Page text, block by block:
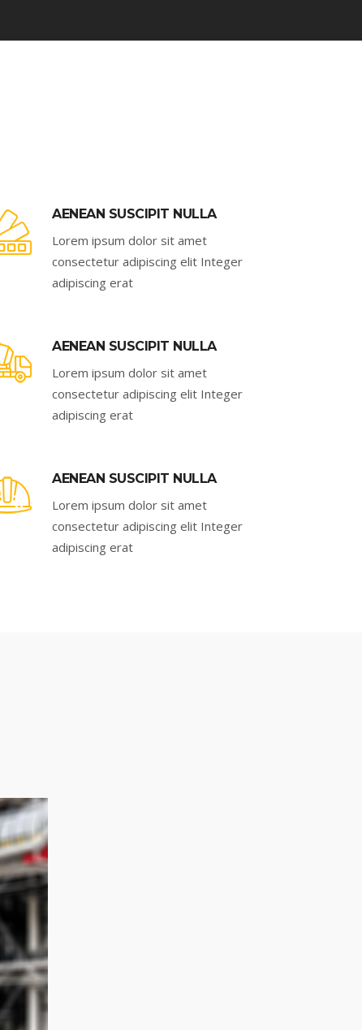
AENEAN SUSCIPIT NULLA
Lorem ipsum dolor sit amet
consectetur adipiscing elit Integer
adipiscing erat
AENEAN SUSCIPIT NULLA
Lorem ipsum dolor sit amet
consectetur adipiscing elit Integer
adipiscing erat
AENEAN SUSCIPIT NULLA
Lorem ipsum dolor sit amet
consectetur adipiscing elit Integer
adipiscing erat